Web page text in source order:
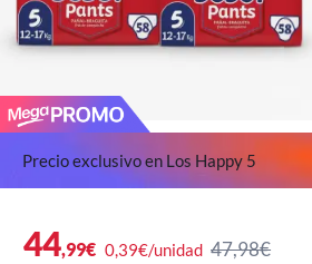
Precio exclusivo en Los Happy 5
44,99€ 0,39€/unidad 47,98€